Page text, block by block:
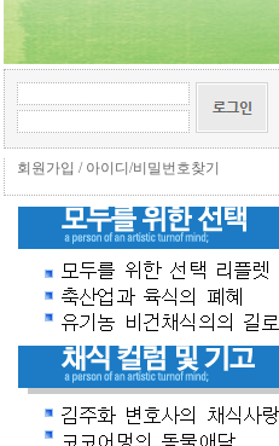
회원가입 / 아이디/비밀번호찾기